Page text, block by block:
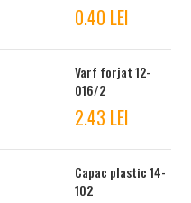
0.40 LEI
Varf forjat 12-
016/2
2.43 LEI
Capac plastic 14-
102